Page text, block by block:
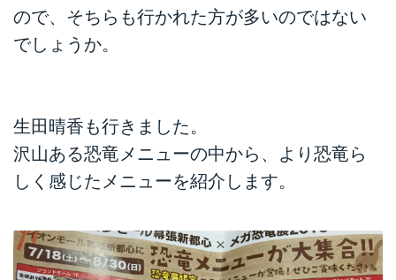
ので、そちらも行かれた方が多いのではない
でしょうか。
生田晴香も行きました。
沢山ある恐竜メニューの中から、より恐竜ら
しく感じたメニューを紹介します。